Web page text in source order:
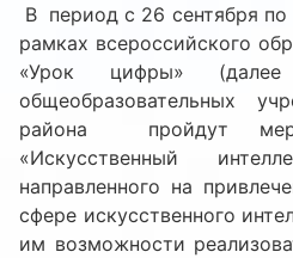
В период с 26 сентября по
рамках всероссийского
«Урок цифры»
общеобразовательных
района пройдут
«Искусственный
направленного на
сфере искусственного
им возможности